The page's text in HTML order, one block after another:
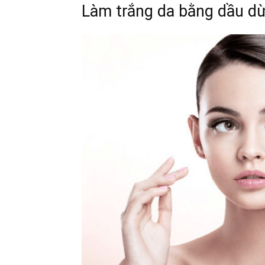
Làm trắng da bằng dầu